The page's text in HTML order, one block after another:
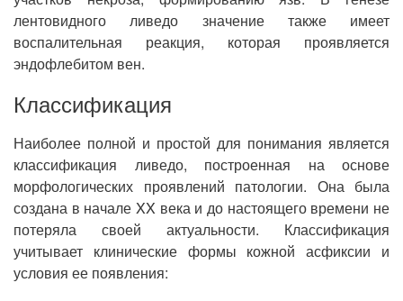
лентовидного ливедо значение также имеет
воспалительная реакция, которая проявляется
эндофлебитом вен.
Классификация
Наиболее полной и простой для понимания является
классификация ливедо, построенная на основе
морфологических проявлений патологии. Она была
создана в начале XX века и до настоящего времени не
потеряла своей актуальности. Классификация
учитывает клинические формы кожной асфиксии и
условия ее появления: